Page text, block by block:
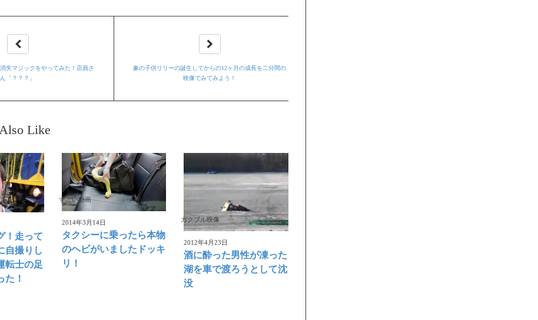
失マジックをやってみた！店員さ
ん「？？？」
象の子供リリーの誕生してからの12ヶ月の成長を二分間の
映像でみてみよう！
Like
！走って
自撮りし
転士の足
た！
すごい動画
2014年3月14日
タクシーに乗ったら本物
のヘビがいましたドッキ
リ！
ガクブル映像
2012年4月23日
酒に酔った男性が凍った
湖を車で渡ろうとして沈
没